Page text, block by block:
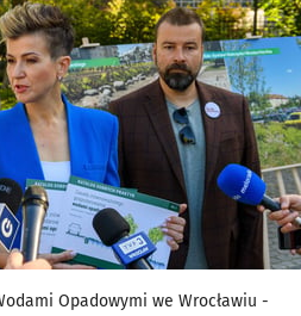
Opadowymi we Wrocławiu -